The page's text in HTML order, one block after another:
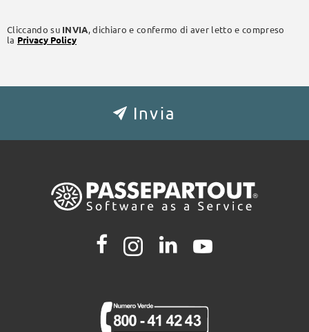
Cliccando su INVIA, dichiaro e confermo di aver letto e compreso
la Privacy Policy